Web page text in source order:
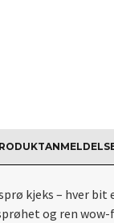
kjeks – hver
og ren